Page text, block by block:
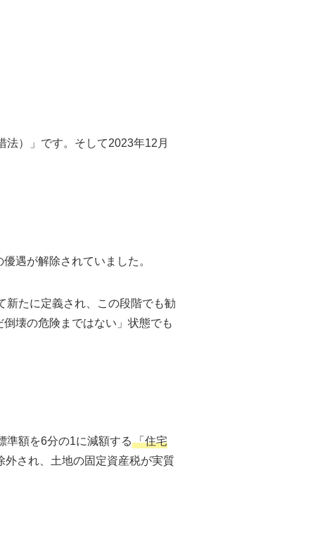
）」です。そして2023年12月
遇が解除されていました。
新たに定義され、この段階でも勧
壊の危険まではない」状態でも
準額を6分の1に減額する 「住宅
され、土地の固定資産税が実質